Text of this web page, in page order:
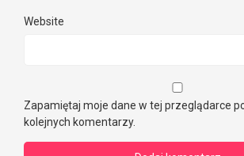
Website
Zapamiętaj moje dane w tej przeglądarce
kolejnych komentarzy.